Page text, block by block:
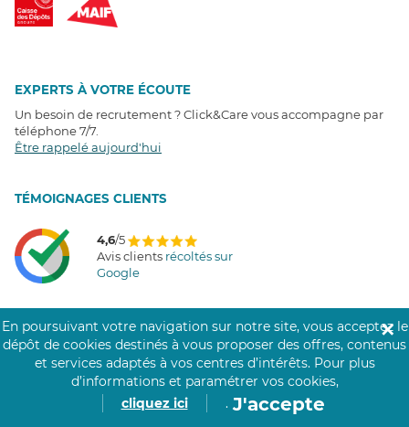
EXPERTS À VOTRE ÉCOUTE
Un besoin de recrutement ? Click&Care vous accompagne par
téléphone 7/7
Être rappelé aujourd'hui
TÉMOIGNAGES CLIENTS
4,6/5
Avis clients récoltés sur
Google
COMMUNAUTÉ CLICK&CARE
En poursuivant votre navigation sur notre site, vous acceptez le
dépôt de cookies destinés à vous proposer des offres, contenus
et services adaptés à vos centres d’intérêts. Pour plus
d’informations et paramétrer vos cookies,
cliquez ici
. J'accepte
✕